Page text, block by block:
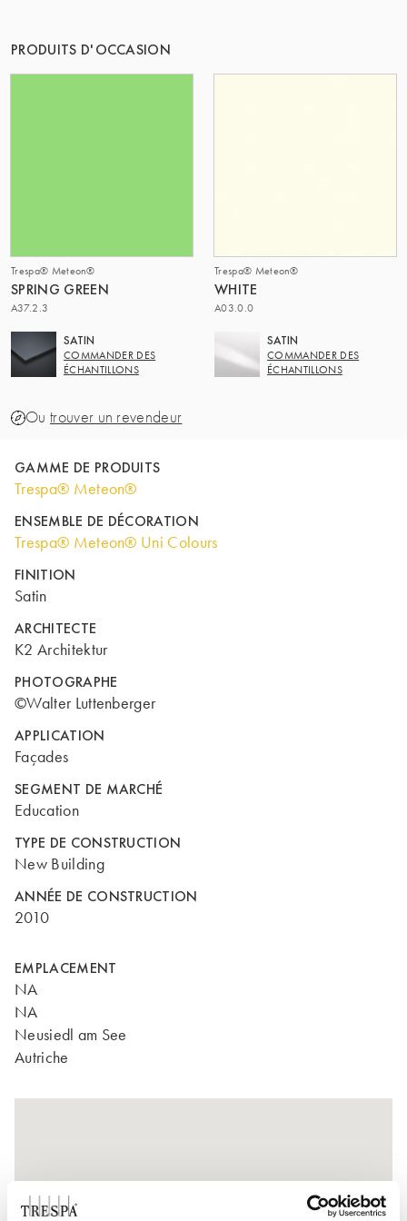
PRODUITS D'OCCASION
Trespa® Meteon®
SPRING GREEN
A37.2.3
SATIN
COMMANDER DES
ÉCHANTILLONS
Trespa® Meteon®
WHITE
A03.0.0
SATIN
COMMANDER DES
ÉCHANTILLONS
Ou trouver un revendeur
GAMME DE PRODUITS
Trespa® Meteon®
ENSEMBLE DE DÉCORATION
Trespa® Meteon® Uni Colours
FINITION
Satin
ARCHITECTE
K2 Architektur
PHOTOGRAPHE
©Walter Luttenberger
APPLICATION
Façades
SEGMENT DE MARCHÉ
Education
TYPE DE CONSTRUCTION
New Building
ANNÉE DE CONSTRUCTION
2010
EMPLACEMENT
NA
NA
Neusiedl am See
Autriche